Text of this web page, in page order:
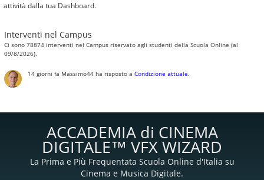
attività dalla tua Dashboard.
Interventi nel Campus
Ci sono 78874 interventi nel Campus riservato agli studenti della Scuola Online (al
09/8/2026).
14 giorni fa Massimo44ha risposto a Condizione attuale.
ACCADEMIA di CINEMA
DIGITALE™ VFX WIZARD
La Prima e Più Frequentata Scuola Online d'Italia su
Cinema e Musica Digitale.